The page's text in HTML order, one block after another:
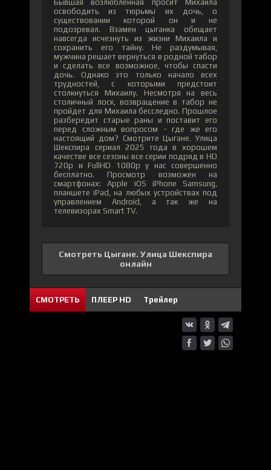
Бывшая возлюбленная просит Михаила
освободить из тюрьмы их дочь, о
существовании которой он и не
подозревал. Взамен цыганка обещает
навсегда исчезнуть из жизни Михаила и
сохранить его тайну. Не раздумывая,
мужчина решает вернуться в родной табор
и сделать все возможное, чтобы спасти
дочь. Однако это только начало всех
трудностей, с которыми предстоит
столкнуться Михаилу. Несмотря на весь
столичный лоск, возвращение в табор не
пройдет для Михаила бесследно. Прошлое
разбередит старые раны и поставит его
перед сложным вопросом - где же его
настоящий дом? Смотрите Цыгане. Улица
Шекспира сериал 2025 года в хорошем
качестве все сезоны все серии подряд в HD
720p и FullHD 1080p у нас совершенно
бесплатно. Просмотр возможен на
смартфонах: Apple iOS iPhone Samsung,
планшете iPad, на любых устройствах под
управлением Android, а так же на
телевизорах Smart TV.
Смотреть Цыгане. Улица Шекспира
онлайн
СМОТРЕТЬ ПЛЕЕР HD Трейлер